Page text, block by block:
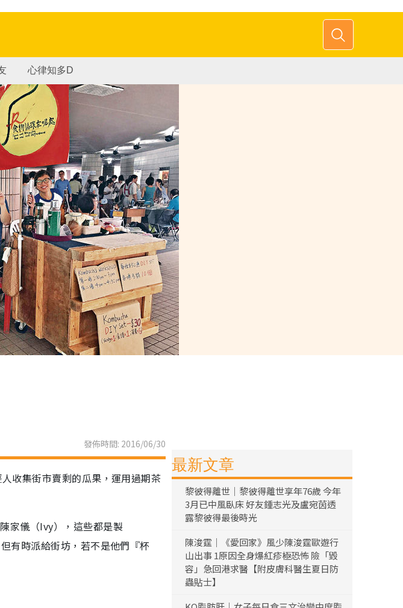
心律知多D
發佈時間: 2016/06/30
收集街市賣剩的瓜果，運用過期茶
家儀（Ivy），這些都是製
有時派給街坊，若不是他們『杯
最新文章
黎彼得離世｜黎彼得離世享年76歲 今年
3月已中風臥床 好友鍾志光及盧宛茵透
露黎彼得最後時光
陳浚霆｜《愛回家》風少陳浚霆歐遊行
山出事 1原因全身爆紅疹極恐怖 險「毀
容」急回港求醫【附皮膚科醫生夏日防
蟲貼士】